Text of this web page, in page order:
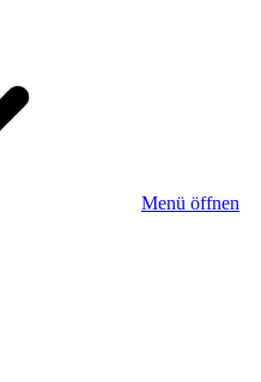
Menü öffnen